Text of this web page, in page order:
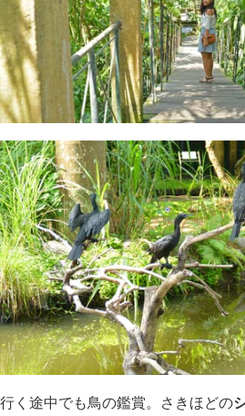
行く途中でも鳥の鑑賞。さきほどの